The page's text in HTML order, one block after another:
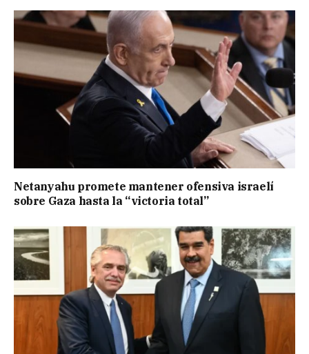
Netanyahu promete mantener ofensiva israelí
sobre Gaza hasta la “victoria total”